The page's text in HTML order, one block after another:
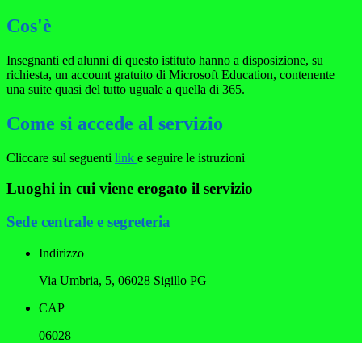
Cos'è
Insegnanti ed alunni di questo istituto hanno a disposizione, su
richiesta, un account gratuito di Microsoft Education, contenente
una suite quasi del tutto uguale a quella di 365.
Come si accede al servizio
Cliccare sul seguenti link e seguire le istruzioni
Luoghi in cui viene erogato il servizio
Sede centrale e segreteria
Indirizzo
Via Umbria, 5, 06028 Sigillo PG
CAP
06028